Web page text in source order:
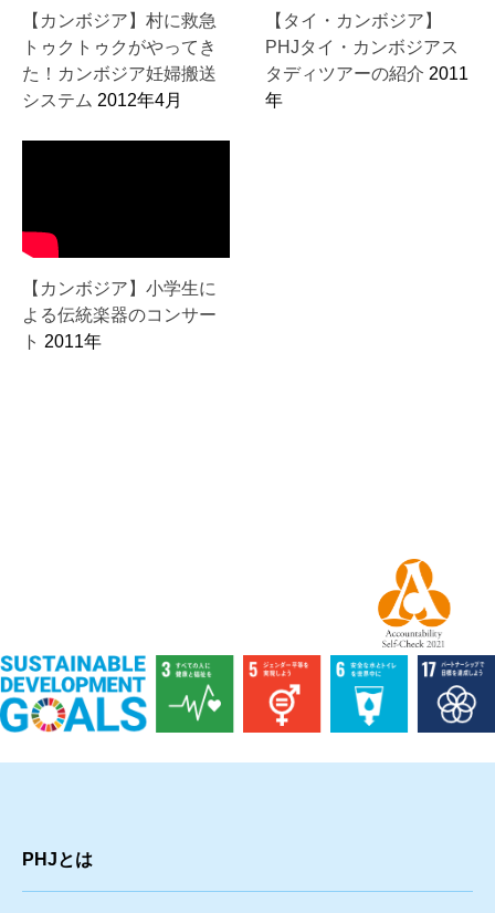
【カンボジア】村に救急
トゥクトゥクがやってき
た！カンボジア妊婦搬送
システム 2012年4月
【タイ・カンボジア】
PHJタイ・カンボジアス
タディツアーの紹介 2011
年
【カンボジア】小学生に
よる伝統楽器のコンサー
ト 2011年
PHJとは